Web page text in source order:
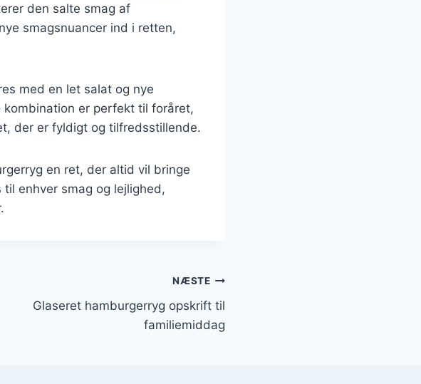
den salte smag af
smagsnuancer ind i retten,
med en let salat og nye
er perfekt til foråret,
der er fyldigt og tilfredsstillende.
en ret, der altid vil bringe
enhver smag og lejlighed,
NÆSTE
Glaseret hamburgerryg opskrift til
familiemiddag